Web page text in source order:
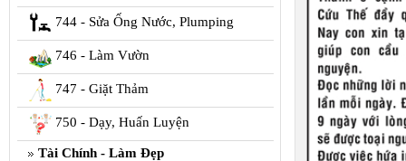
744 - Sửa Ống Nước, Plumping
746 - Làm Vườn
747 - Giặt Thảm
750 - Dạy, Huấn Luyện
Tài Chính - Làm Đẹp